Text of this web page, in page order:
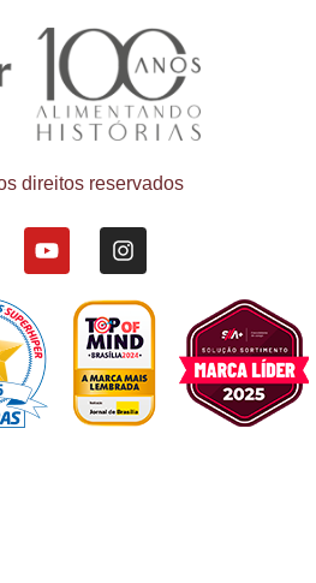
direitos reservados